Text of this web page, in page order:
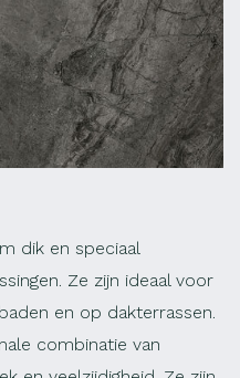
dik en speciaal
Ze zijn ideaal voor
en op dakterrassen.
combinatie van